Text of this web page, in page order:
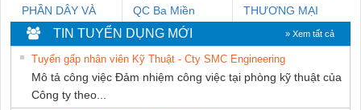
PHẦN DÂY VÀ
CÁP ĐIỆN
THƯỢNG ĐÌNH
QC Ba Miền
THƯƠNG MẠI
THIÊN ÂN VIỆT
NAM
TIN TUYỂN DỤNG MỚI » Xem tất cả
Tuyển gấp nhân viên Kỹ Thuật - Cty SMC Engineering
Mô tả công việc Đảm nhiệm công việc tại phòng kỹ thuật của
Công ty theo...